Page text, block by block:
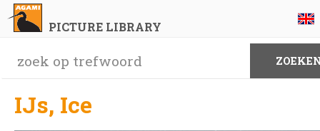
PICTURE LIBRARY
IJs, Ice